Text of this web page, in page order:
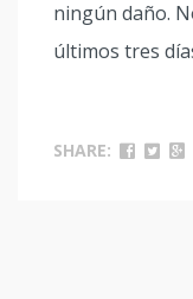
ningún daño.
últimos tres
SHARE: